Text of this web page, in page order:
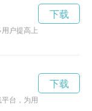
户提高上网速度的利器
下载
台，为用户提供多种服务
下载